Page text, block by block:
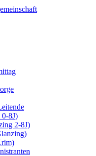
8J)
2-8J)